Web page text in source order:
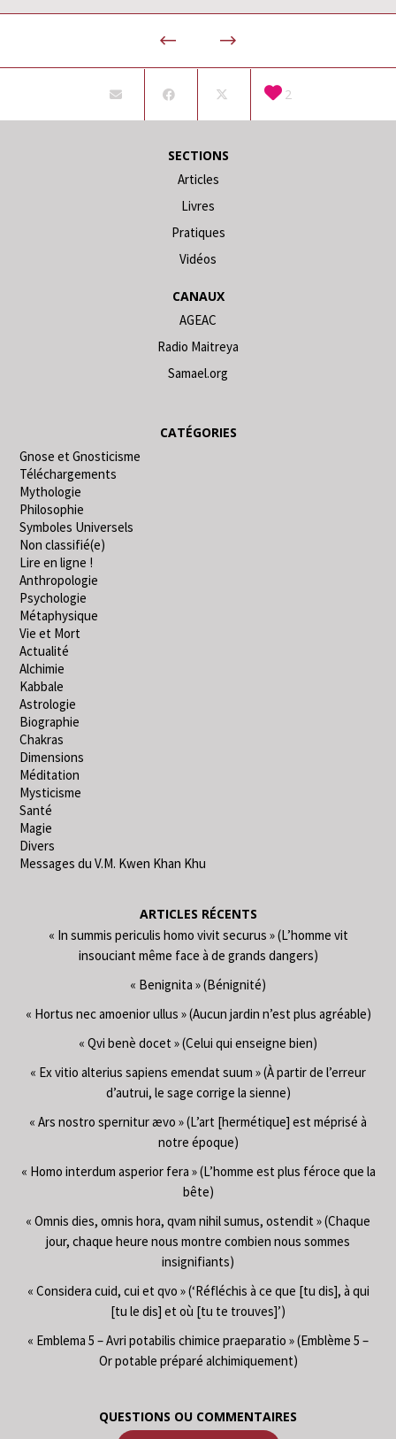
2
SECTIONS
Articles
Livres
Pratiques
Vidéos
CANAUX
AGEAC
Radio Maitreya
Samael.org
CATÉGORIES
Gnose et Gnosticisme
Téléchargements
Mythologie
Philosophie
Symboles Universels
Non classifié(e)
Lire en ligne !
Anthropologie
Psychologie
Métaphysique
Vie et Mort
Actualité
Alchimie
Kabbale
Astrologie
Biographie
Chakras
Dimensions
Méditation
Mysticisme
Santé
Magie
Divers
Messages du V.M. Kwen Khan Khu
ARTICLES RÉCENTS
« In summis periculis homo vivit securus » (L’homme vit
insouciant même face à de grands dangers)
« Benignita » (Bénignité)
« Hortus nec amoenior ullus » (Aucun jardin n’est plus agréable)
« Qvi benè docet » (Celui qui enseigne bien)
« Ex vitio alterius sapiens emendat suum » (À partir de l’erreur
d’autrui, le sage corrige la sienne)
« Ars nostro spernitur ævo » (L’art [hermétique] est méprisé à
notre époque)
« Homo interdum asperior fera » (L’homme est plus féroce que la
bête)
« Omnis dies, omnis hora, qvam nihil sumus, ostendit » (Chaque
jour, chaque heure nous montre combien nous sommes
insignifiants)
« Considera cuid, cui et qvo » (‘Réfléchis à ce que [tu dis], à qui
[tu le dis] et où [tu te trouves]’)
« Emblema 5 – Avri potabilis chimice praeparatio » (Emblème 5 –
Or potable préparé alchimiquement)
QUESTIONS OU COMMENTAIRES